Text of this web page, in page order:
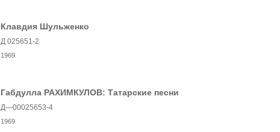
Клавдия Шульженко
Д 025651-2
1969
Габдулла РАХИМКУЛОВ: Татарские песни
Д—00025653-4
1969